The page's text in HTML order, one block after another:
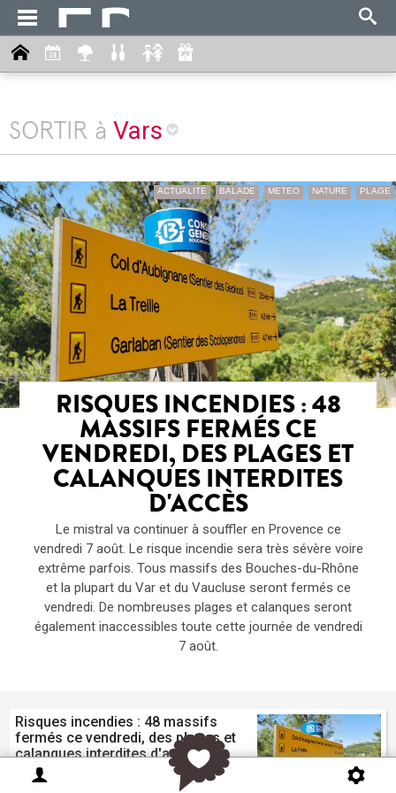
SORTIR à Vars
ACTUALITÉ BALADE METEO NATURE PLAGE
RISQUES INCENDIES : 48
MASSIFS FERMÉS CE
VENDREDI, DES PLAGES ET
CALANQUES INTERDITES
D'ACCÈS
Le mistral va continuer à souffler en Provence ce
vendredi 7 août. Le risque incendie sera très sévère voire
extrême parfois. Tous massifs des Bouches-du-Rhône
et la plupart du Var et du Vaucluse seront fermés ce
vendredi. De nombreuses plages et calanques seront
également inaccessibles toute cette journée de vendredi
7 août.
Risques incendies : 48 massifs
fermés ce vendredi, des plages et
calanques interdites d'accès